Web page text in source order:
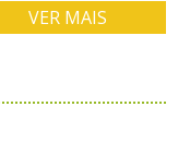
VER MAIS